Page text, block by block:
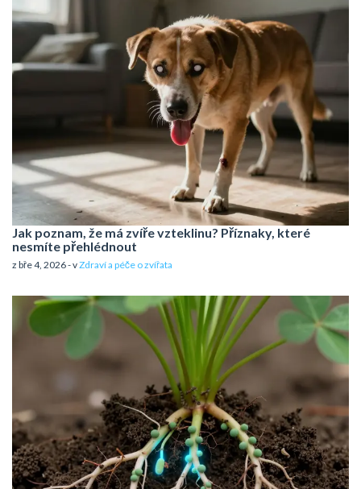
Jak poznam, že má zvíře vzteklinu? Příznaky, které
nesmíte přehlédnout
z bře 4, 2026 - vZdraví a péče o zvířata